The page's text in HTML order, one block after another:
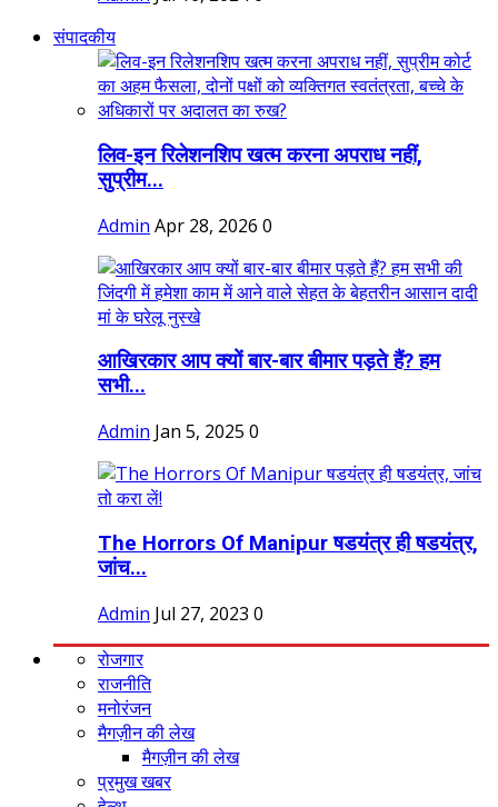
संपादकीय
लिव-इन रिलेशनशिप खत्म करना अपराध नहीं,
सुप्रीम...
Admin Apr 28, 2026 0
आखिरकार आप क्यों बार-बार बीमार पड़ते हैं? हम
सभी...
Admin Jan 5, 2025 0
The Horrors Of Manipur षडयंत्र ही षडयंत्र,
जांच...
Admin Jul 27, 2023 0
रोजगार
राजनीति
मनोरंजन
मैगज़ीन की लेख
मैगज़ीन की लेख
प्रमुख खबर